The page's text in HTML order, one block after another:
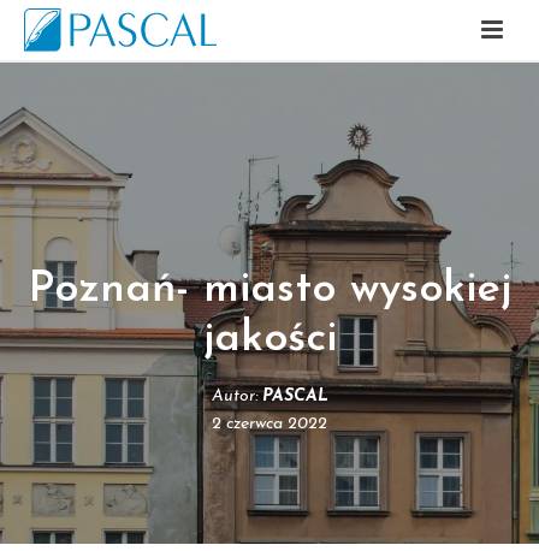
Poznań- miasto wysokiej
jakości
Autor:PASCAL
2 czerwca 2022